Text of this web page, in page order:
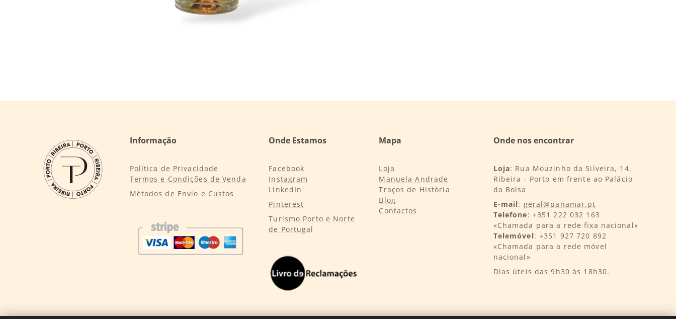
Informação
Política de Privacidade
Termos e Condições de Venda
Métodos de Envio e Custos
Onde Estamos
Facebook
Instagram
LinkedIn
Pinterest
Turismo Porto e Norte
de Portugal
Mapa
Loja
Manuela Andrade
Traços de História
Blog
Contactos
Onde nos encontrar
Loja: Rua Mouzinho da Silveira, 14,
Ribeira - Porto em frente ao Palácio
da Bolsa
E-mail: geral@panamar.pt
Telefone: +351 222 032 163
«Chamada para a rede fixa nacional»
Telemóvel: +351 927 720 892
«Chamada para a rede móvel
nacional»
Dias úteis das 9h30 às 18h30.